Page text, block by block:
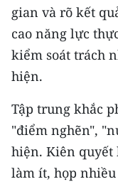
ESPAÑOL
한국어
gian và rõ kết
cao năng lực
kiểm soát trách
hiện.
Tập trung khắc
"điểm nghẽn",
hiện. Kiên
làm ít, họp